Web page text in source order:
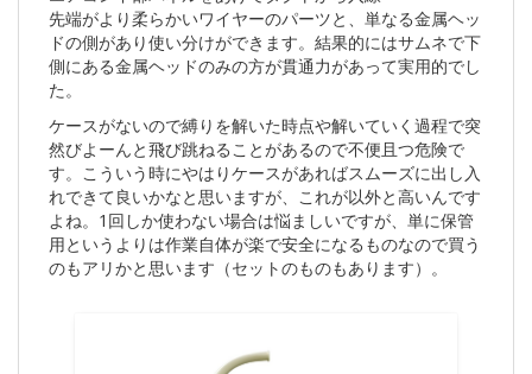
先端がより柔らかいワイヤーのパーツと、単なる金属ヘッ
ドの側があり使い分けができます。結果的にはサムネで下
側にある金属ヘッドのみの方が貫通力があって実用的でし
た。
ケースがないので縛りを解いた時点や解いていく過程で突
然びよーんと飛び跳ねることがあるので不便且つ危険で
す。こういう時にやはりケースがあればスムーズに出し入
れできて良いかなと思いますが、これが以外と高いんです
よね。1回しか使わない場合は悩ましいですが、単に保管
用というよりは作業自体が楽で安全になるものなので買う
のもアリかと思います（セットのものもあります）。